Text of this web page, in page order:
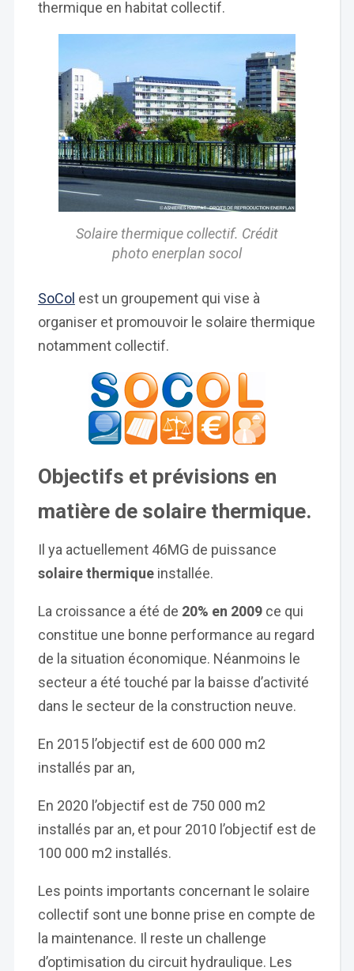
thermique en habitat collectif.
Solaire thermique collectif. Crédit
photo enerplan socol
SoCol est un groupement qui vise à
organiser et promouvoir le solaire thermique
notamment collectif.
Objectifs et prévisions en
matière de solaire thermique.
Il ya actuellement 46MG de puissance
solaire thermiqueinstallée.
La croissance a été de 20% en 2009 ce qui
constitue une bonne performance au regard
de la situation économique. Néanmoins le
secteur a été touché par la baisse d’activité
dans le secteur de la construction neuve.
En 2015 l’objectif est de 600 000 m2
installés par an,
En 2020 l’objectif est de 750 000 m2
installés par an, et pour 2010 l’objectif est de
100 000 m2 installés.
Les points importants concernant le solaire
collectif sont une bonne prise en compte de
la maintenance. Il reste un challenge
d’optimisation du circuit hydraulique. Les